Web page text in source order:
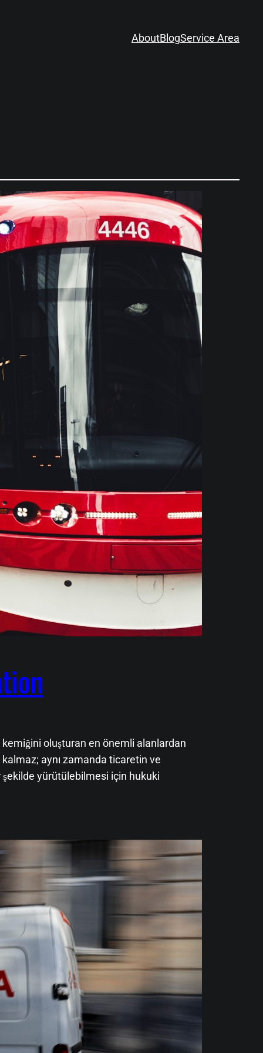
AboutBlogService Area
kemiğini oluşturan en önemli alanlardan
kalmaz; aynı zamanda ticaretin ve
yürütülebilmesi için hukuki